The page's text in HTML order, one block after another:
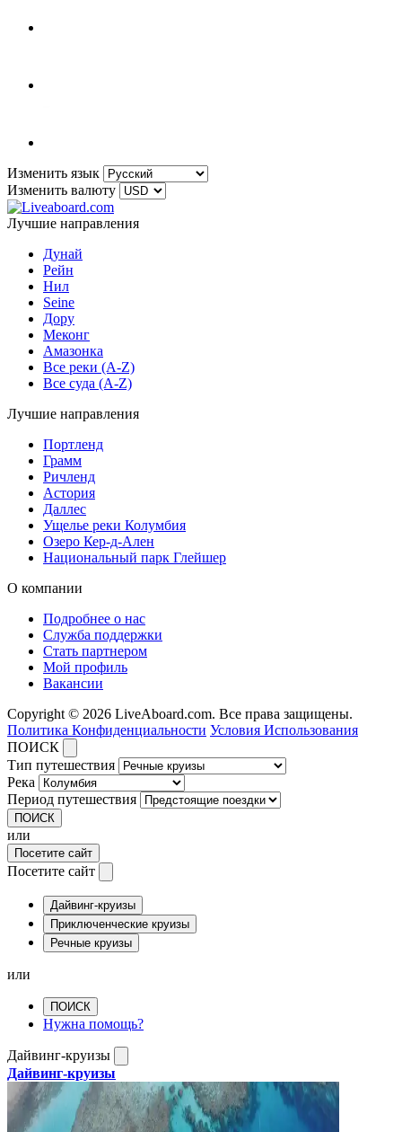
Изменить язык
Изменить валюту
Лучшие направления
Дунай
Рейн
Нил
Seine
Дору
Меконг
Амазонка
Все реки (A-Z)
Все суда (A-Z)
Лучшие направления
Портленд
Грамм
Ричленд
Астория
Даллес
Ущелье реки Колумбия
Озеро Кер-д-Ален
Национальный парк Глейшер
О компании
Подробнее о нас
Служба поддержки
Стать партнером
Мой профиль
Вакансии
Copyright © 2026 LiveAboard.com. Все права защищены.
Политика Конфиденциальности Условия Использования
ПОИСК
Тип путешествия
Река
Период путешествия
ПОИСК
или
Посетите сайт
Посетите сайт
Дайвинг-круизы
Приключенческие круизы
Речные круизы
или
ПОИСК
Нужна помощь?
Дайвинг-круизы
Дайвинг-круизы